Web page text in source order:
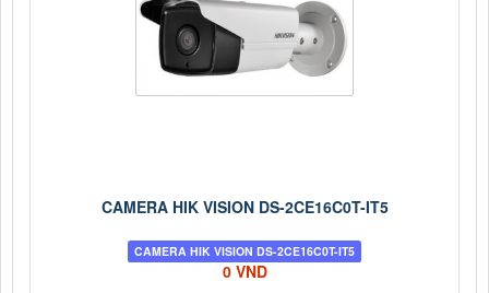
CAMERA HIK VISION DS-2CE16C0T-IT5
CAMERA HIK VISION DS-2CE16C0T-IT5
0 VND